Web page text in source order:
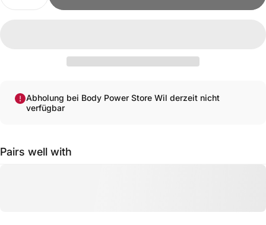
Abholung bei Body Power Store Wil derzeit nicht
verfügbar
Pairs well with